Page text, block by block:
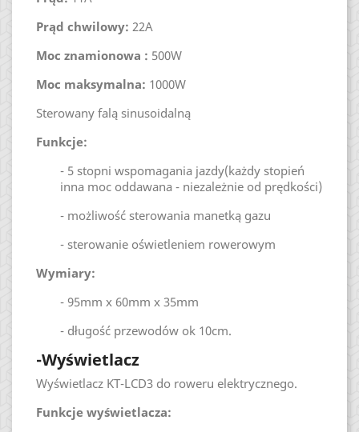
Prąd chwilowy: 22A
Moc znamionowa : 500W
Moc maksymalna: 1000W
Sterowany falą sinusoidalną
Funkcje:
- 5 stopni wspomagania jazdy(każdy stopień
inna moc oddawana - niezależnie od prędkości)
- możliwość sterowania manetką gazu
- sterowanie oświetleniem rowerowym
Wymiary:
- 95mm x 60mm x 35mm
- długość przewodów ok 10cm.
-Wyświetlacz
Wyświetlacz KT-LCD3 do roweru elektrycznego.
Funkcje wyświetlacza: